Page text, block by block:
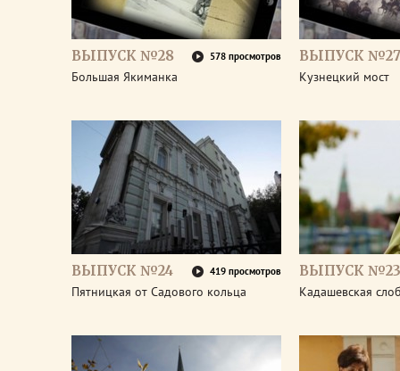
ВЫПУСК №28 578 просмотров
Большая Якиманка
ВЫПУСК №27
Кузнецкий мост
ВЫПУСК №24 419 просмотров
Пятницкая от Садового кольца
ВЫПУСК №23
Кадашевская